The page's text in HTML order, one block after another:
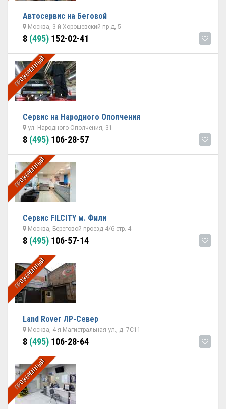
Автосервис на Беговой
Москва, 3-й Хорошевский пр-д, 5
8 (495) 152-02-41
ПРОВЕРЕННЫЙ
Сервис на Народного Ополчения
ул. Народного Ополчения, 31
8 (495) 106-28-57
ПРОВЕРЕННЫЙ
Сервис FILCITY м. Фили
Москва, Береговой проезд 4/6 стр. 4
8 (495) 106-57-14
ПРОВЕРЕННЫЙ
Land Rover ЛР-Север
Москва, 4-я Магистральная ул., д. 7С11
8 (495) 106-28-64
ПРОВЕРЕННЫЙ